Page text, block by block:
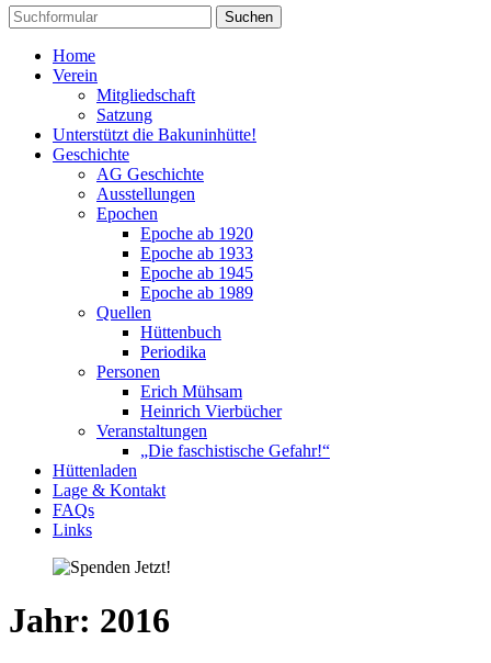
Suchen
Home
Verein
Mitgliedschaft
Satzung
Unterstützt die Bakuninhütte!
Geschichte
AG Geschichte
Ausstellungen
Epochen
Epoche ab 1920
Epoche ab 1933
Epoche ab 1945
Epoche ab 1989
Quellen
Hüttenbuch
Periodika
Personen
Erich Mühsam
Heinrich Vierbücher
Veranstaltungen
„Die faschistische Gefahr!“
Hüttenladen
Lage & Kontakt
FAQs
Links
Jahr: 2016